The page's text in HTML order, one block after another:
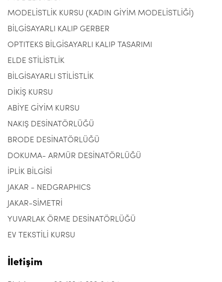
MODELİSTLİK KURSU (KADIN GİYİM MODELİSTLİĞİ)
BİLGİSAYARLI KALIP GERBER
OPTITEKS BİLGİSAYARLI KALIP TASARIMI
ELDE STİLİSTLİK
BİLGİSAYARLI STİLİSTLİK
DİKİŞ KURSU
ABİYE GİYİM KURSU
NAKIŞ DESİNATÖRLÜĞÜ
BRODE DESİNATÖRLÜĞÜ
DOKUMA- ARMÜR DESİNATÖRLÜĞÜ
İPLİK BİLGİSİ
JAKAR - NEDGRAPHICS
JAKAR-SİMETRİ
YUVARLAK ÖRME DESİNATÖRLÜĞÜ
EV TEKSTİLİ KURSU
İletişim